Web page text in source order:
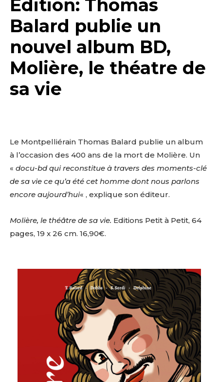
Edition: Thomas
Balard publie un
nouvel album BD,
Molière, le théatre de
sa vie
Le Montpelliérain Thomas Balard publie un album
à l’occasion des 400 ans de la mort de Molière. Un
« docu-bd qui reconstitue à travers des moments-clé
de sa vie ce qu’a été cet homme dont nous parlons
encore aujourd’hui« , explique son éditeur.
Molière, le théâtre de sa vie. Editions Petit à Petit, 64
pages, 19 x 26 cm. 16,90€.